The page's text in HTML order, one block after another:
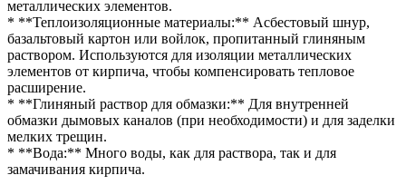
металлических элементов.
* **Теплоизоляционные материалы:** Асбестовый шнур,
базальтовый картон или войлок, пропитанный глиняным
раствором. Используются для изоляции металлических
элементов от кирпича, чтобы компенсировать тепловое
расширение.
* **Глиняный раствор для обмазки:** Для внутренней
обмазки дымовых каналов (при необходимости) и для заделки
мелких трещин.
* **Вода:** Много воды, как для раствора, так и для
замачивания кирпича.